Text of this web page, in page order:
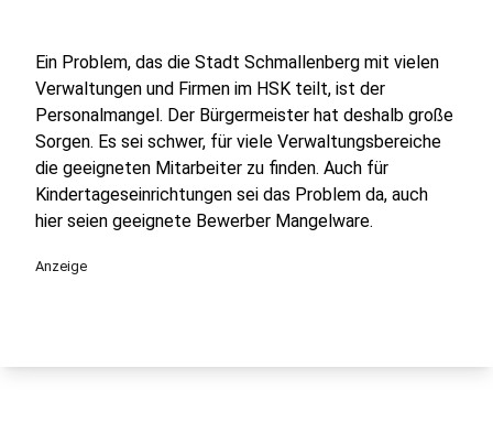
Ein Problem, das die Stadt Schmallenberg mit vielen
Verwaltungen und Firmen im HSK teilt, ist der
Personalmangel. Der Bürgermeister hat deshalb große
Sorgen. Es sei schwer, für viele Verwaltungsbereiche
die geeigneten Mitarbeiter zu finden. Auch für
Kindertageseinrichtungen sei das Problem da, auch
hier seien geeignete Bewerber Mangelware.
Anzeige